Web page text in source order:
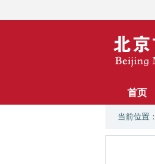
首页
当前位置：